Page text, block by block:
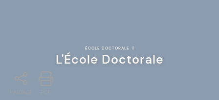
ÉCOLE DOCTORALE |
L'École Doctorale